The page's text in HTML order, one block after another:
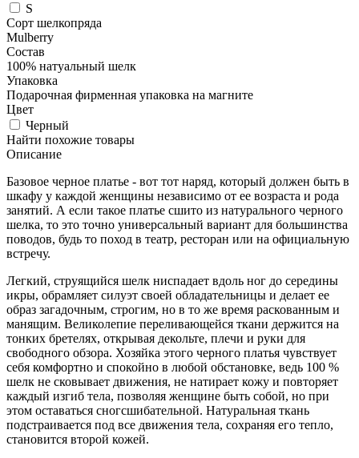
S
Сорт шелкопряда
Mulberry
Состав
100% натуальный шелк
Упаковка
Подарочная фирменная упаковка на магните
Цвет
Черный
Найти похожие товары
Описание
Базовое черное платье - вот тот наряд, который должен быть в
шкафу у каждой женщины независимо от ее возраста и рода
занятий. А если такое платье сшито из натурального черного
шелка, то это точно универсальный вариант для большинства
поводов, будь то поход в театр, ресторан или на официальную
встречу.
Легкий, струящийся шелк ниспадает вдоль ног до середины
икры, обрамляет силуэт своей обладательницы и делает ее
образ загадочным, строгим, но в то же время раскованным и
манящим. Великолепие переливающейся ткани держится на
тонких бретелях, открывая декольте, плечи и руки для
свободного обзора. Хозяйка этого черного платья чувствует
себя комфортно и спокойно в любой обстановке, ведь 100 %
шелк не сковывает движения, не натирает кожу и повторяет
каждый изгиб тела, позволяя женщине быть собой, но при
этом оставаться сногсшибательной. Натуральная ткань
подстраивается под все движения тела, сохраняя его тепло,
становится второй кожей.